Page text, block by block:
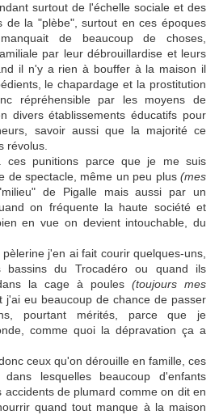
surtout de l'échelle sociale et des
de la "plèbe", surtout en ces époques
de beaucoup de choses,
par leur débrouillardise et leurs
il n'y a rien à bouffer à la maison il
le chapardage et la prostitution
répréhensible par les moyens de
divers établissements éducatifs pour
savoir aussi que la majorité ce
révolus.
ces punitions parce que je me suis
de spectacle, même un peu plus (mes
de Pigalle mais aussi par un
on fréquente la haute société et
en vue on devient intouchable, du
j'en ai fait courir quelques-uns,
du Trocadéro ou quand ils
la cage à poules (toujours mes
j'ai eu beaucoup de chance de passer
pourtant mérités, parce que je
comme quoi la dépravation ça a
ceux qu'on dérouille en famille, ces
lesquelles beaucoup d'enfants
accidents de plumard comme on dit en
quand tout manque à la maison